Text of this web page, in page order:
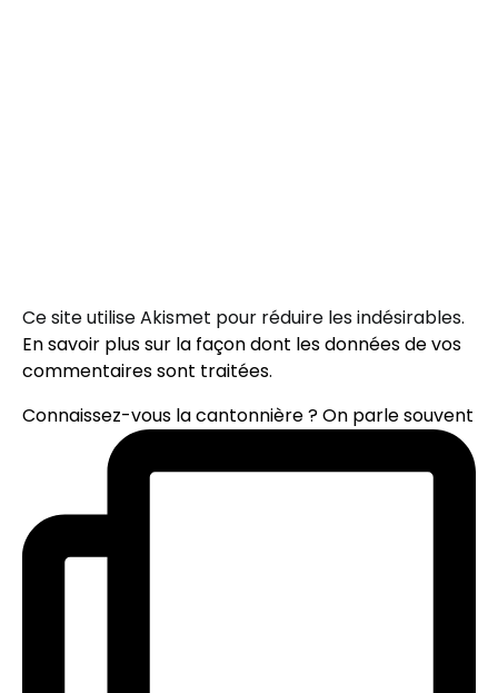
Ce site utilise Akismet pour réduire les indésirables.
En savoir plus sur la façon dont les données de vos
commentaires sont traitées.
Connaissez-vous la cantonnière ? On parle souvent